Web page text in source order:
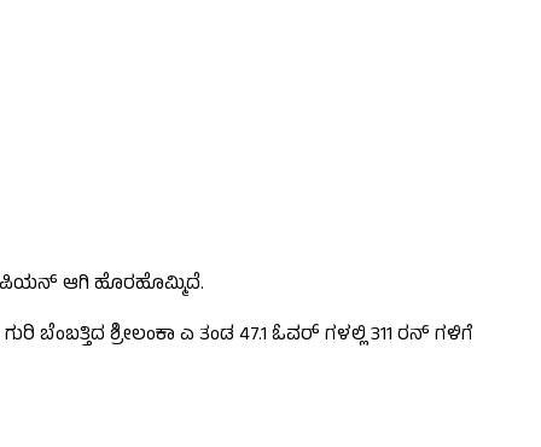
ಆಗಿ ಹೊರಹೊಮ್ಮಿದೆ.
ಬೆಂಬತ್ತಿದ ಶ್ರೀಲಂಕಾ ಎ ತಂಡ 47.1 ಓವರ್ ಗಳಲ್ಲಿ 311 ರನ್ ಗಳಿಗೆ